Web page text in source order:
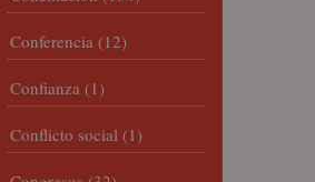
Conferencia (12)
Confianza (1)
Conflicto social (1)